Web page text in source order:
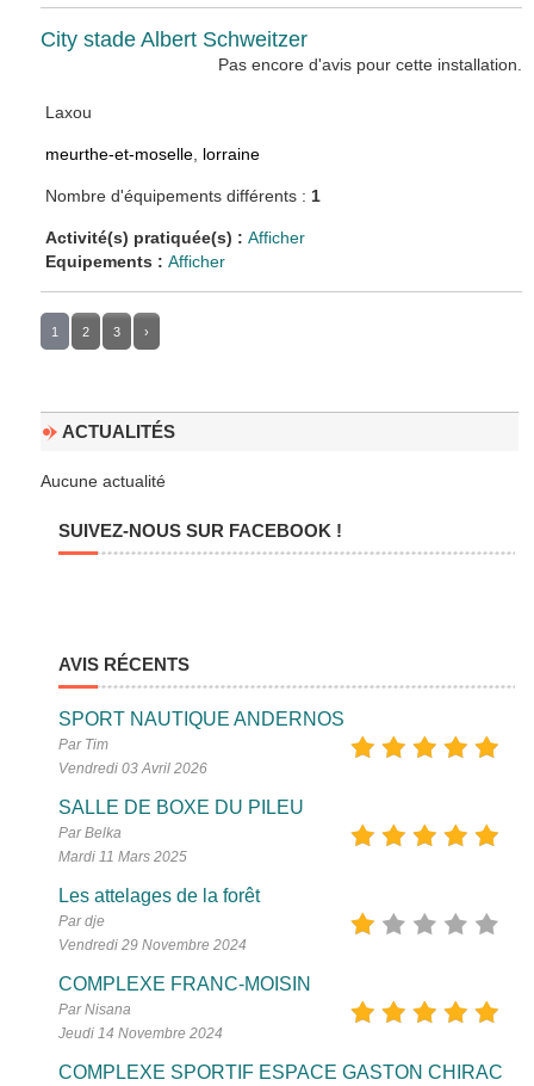
City stade Albert Schweitzer
Pas encore d'avis pour cette installation.
Laxou
meurthe-et-moselle lorraine
Nombre d'équipements différents : 1
Activité(s) pratiquée(s) :Afficher
Equipements :Afficher
1 2 3 ›
ACTUALITÉS
Aucune actualité
SUIVEZ-NOUS SUR FACEBOOK !
AVIS RÉCENTS
SPORT NAUTIQUE ANDERNOS
Par Tim
Vendredi 03 Avril 2026
SALLE DE BOXE DU PILEU
Par Belka
Mardi 11 Mars 2025
Les attelages de la forêt
Par dje
Vendredi 29 Novembre 2024
COMPLEXE FRANC-MOISIN
Par Nisana
Jeudi 14 Novembre 2024
COMPLEXE SPORTIF ESPACE GASTON CHIRAC